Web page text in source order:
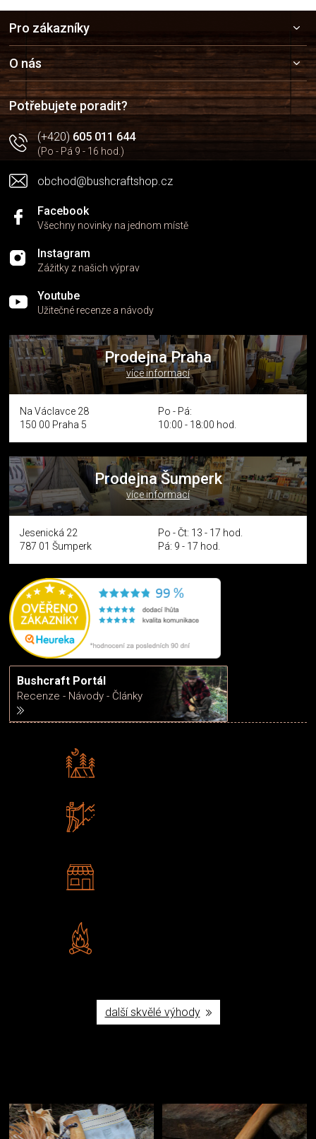
a
t
í
Pro zákazníky
O nás
Potřebujete poradit?
(+420)605 011 644
(Po - Pá 9 - 16 hod.)
obchod@bushcraftshop.cz
Facebook
Všechny novinky na jednom místě
Instagram
Zážitky z našich výprav
Youtube
Užitečné recenze a návody
Prodejna Praha
více informací
Na Václavce 28
150 00 Praha 5
Po - Pá:
10:00 - 18:00 hod.
Prodejna Šumperk
více informací
Jesenická 22
787 01 Šumperk
Po - Čt: 13 - 17 hod.
Pá: 9 - 17 hod.
Bushcraft Portál
Recenze - Návody - Články
další skvělé výhody